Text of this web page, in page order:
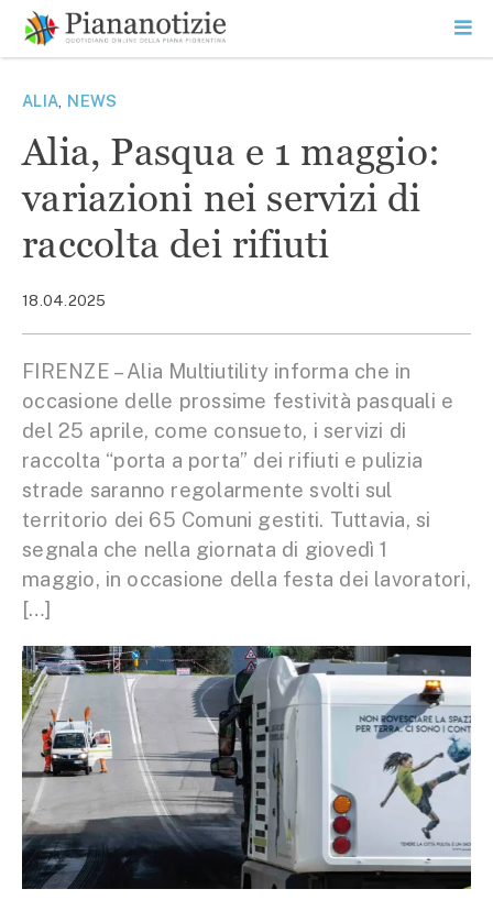
contenuto
SEARCH
ALIA NEWS
Alia, Pasqua e 1 maggio:
variazioni nei servizi di
raccolta dei rifiuti
18.04.2025
FIRENZE – Alia Multiutility informa che in
occasione delle prossime festività pasquali e
del 25 aprile, come consueto, i servizi di
raccolta “porta a porta” dei rifiuti e pulizia
strade saranno regolarmente svolti sul
territorio dei 65 Comuni gestiti. Tuttavia, si
segnala che nella giornata di giovedì 1
maggio, in occasione della festa dei lavoratori,
[…]